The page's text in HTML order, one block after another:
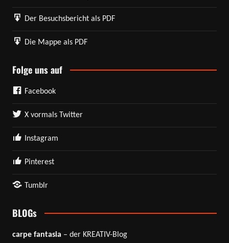
Der Besuchsbericht als PDF
Die Mappe als PDF
Folge uns auf
Facebook
X vormals Twitter
Instagram
Pinterest
Tumblr
BLOGs
carpe fantasia – der KREATIV-Blog